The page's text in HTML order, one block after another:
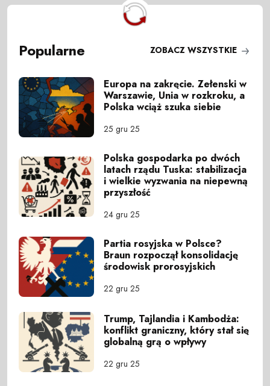
Popularne ZOBACZ WSZYSTKIE
Europa na zakręcie. Zełenski w
Warszawie, Unia w rozkroku, a
Polska wciąż szuka siebie
25 gru 25
Polska gospodarka po dwóch
latach rządu Tuska: stabilizacja
i wielkie wyzwania na niepewną
przyszłość
24 gru 25
Partia rosyjska w Polsce?
Braun rozpoczął konsolidację
środowisk prorosyjskich
22 gru 25
Trump, Tajlandia i Kambodża:
konflikt graniczny, który stał się
globalną grą o wpływy
22 gru 25